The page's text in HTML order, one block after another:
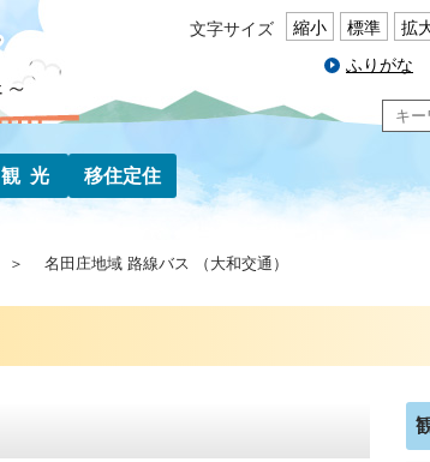
文字サイズ 縮小 標準 拡
ふりがな
観光 移住定住
名田庄地域 路線バス （大和交通）